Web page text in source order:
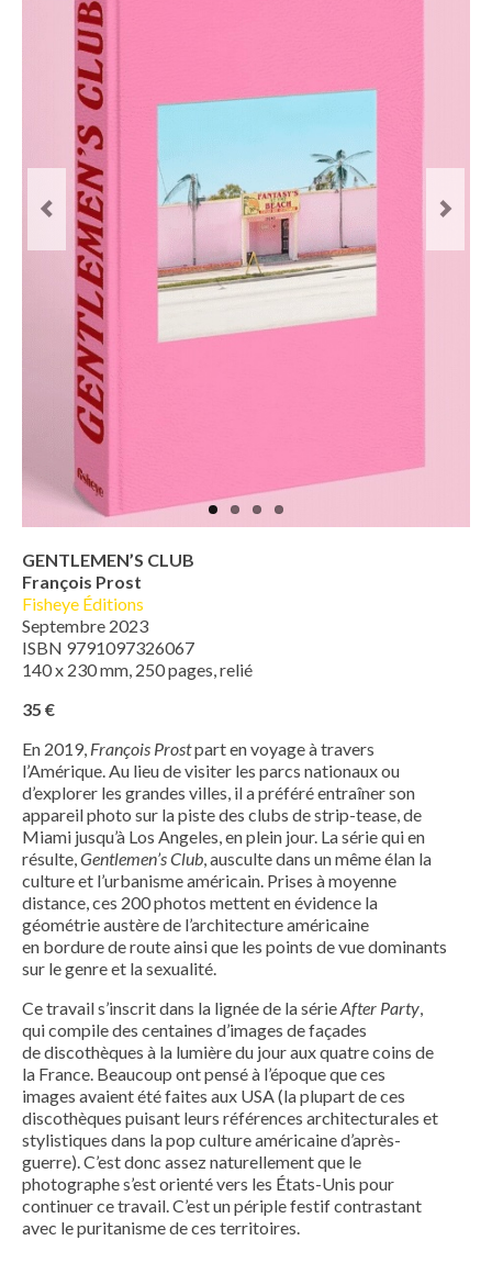
GENTLEMEN’S CLUB
François Prost
Fisheye Éditions
Septembre 2023
ISBN 9791097326067
140 x 230 mm, 250 pages, relié
35 €
En 2019, François Prostpart en voyage à travers
l’Amérique. Au lieu de visiter les parcs nationaux ou
d’explorer les grandes villes, il a préféré entraîner son
appareil photo sur la piste des clubs de strip-tease, de
Miami jusqu’à Los Angeles, en plein jour. La série qui en
résulte,Gentlemen’s Club, ausculte dans un même élan la
culture et l’urbanisme américain. Prises à moyenne
distance, ces 200 photos mettent en évidence la
géométrie austère de l’architecture américaine
en bordure de route ainsi que les points de vue dominants
sur le genre et la sexualité.
Ce travail s’inscrit dans la lignée de la sérieAfter Party,
qui compile des centaines d’images de façades
de discothèques à la lumière du jour aux quatre coins de
la France. Beaucoup ont pensé à l’époque que ces
images avaient été faites aux USA (la plupart de ces
discothèques puisant leurs références architecturales et
stylistiques dans la pop culture américaine d’après-
guerre). C’est donc assez naturellement que le
photographe s’est orienté vers les États-Unis pour
continuer ce travail. C’est un périple festif contrastant
avec le puritanisme de ces territoires.